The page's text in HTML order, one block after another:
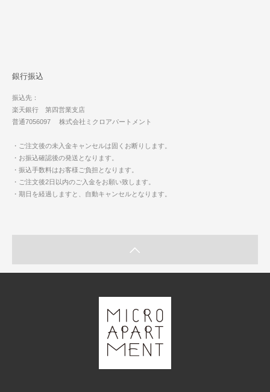
銀行振込
振込先：
楽天銀行 第四営業支店
普通7056097 株式会社ミクロアパートメント
・ご注文後の未入金キャンセルは固くお断りします。
・お振込確認後の発送となります。
・振込手数料はお客様ご負担となります。
・ご注文後2日以内のご入金をお願い致します。
・期日を経過しますと、自動キャンセルとなります。